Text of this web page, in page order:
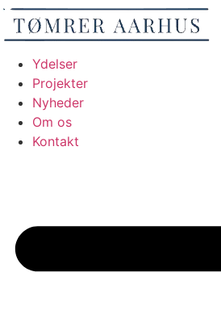
Videre
Ydelser
Projekter
Nyheder
Om os
Kontakt